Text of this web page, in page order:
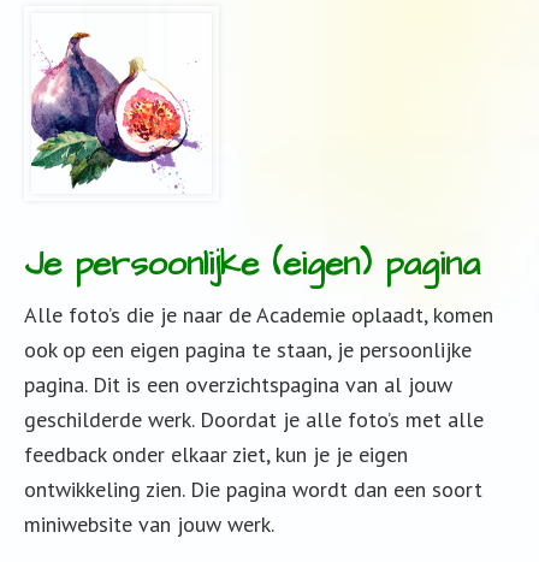
Je persoonlijke (eigen) pagina
Alle foto’s die je naar de Academie oplaadt, komen
ook op een eigen pagina te staan, je persoonlijke
pagina. Dit is een overzichtspagina van al jouw
geschilderde werk. Doordat je alle foto’s met alle
feedback onder elkaar ziet, kun je je eigen
ontwikkeling zien. Die pagina wordt dan een soort
miniwebsite van jouw werk.